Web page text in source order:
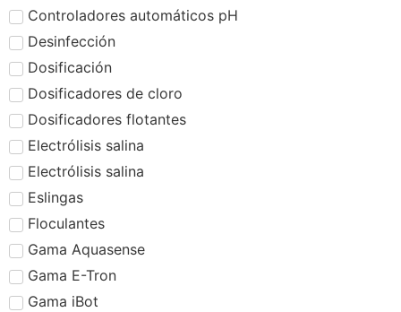
Controladores automáticos pH
Desinfección
Dosificación
Dosificadores de cloro
Dosificadores flotantes
Electrólisis salina
Electrólisis salina
Eslingas
Floculantes
Gama Aquasense
Gama E-Tron
Gama iBot